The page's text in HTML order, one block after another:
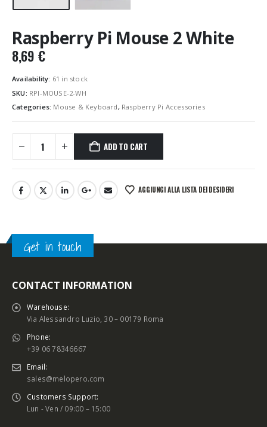
Raspberry Pi Mouse 2 White
8,69 €
Availability: 61 in stock
SKU: RPI-MOUSE-2-WH
Categories: Mouse & Keyboard, Raspberry Pi Accessories
ADD TO CART
AGGIUNGI ALLA LISTA DEI DESIDERI
Get in touch
CONTACT INFORMATION
Warehouse:
Via Alessandro Luzio, 30 – 00179 Roma
Phone:
+39 06 78346667
Email:
sales@melopero.com
Customers Support:
Lun - Ven / 09:00 – 15:00